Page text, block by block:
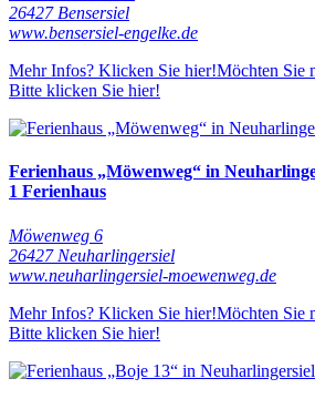
26427 Bensersiel
www.bensersiel-engelke.de
Mehr Infos? Klicken Sie hier!Möchten Sie
Bitte klicken Sie hier!
Ferienhaus „Möwenweg“ in
1 Ferienhaus
Möwenweg 6
26427 Neuharlingersiel
www.neuharlingersiel-moewenweg.de
Mehr Infos? Klicken Sie hier!Möchten Sie
Bitte klicken Sie hier!